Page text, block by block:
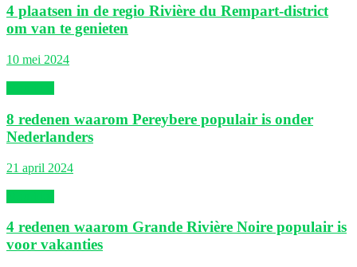
4 plaatsen in de regio Rivière du Rempart-district
om van te genieten
10 mei 2024
8 redenen waarom Pereybere populair is onder
Nederlanders
21 april 2024
4 redenen waarom Grande Rivière Noire populair is
voor vakanties